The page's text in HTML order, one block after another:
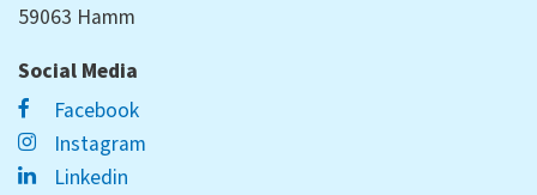
59063 Hamm
Social Media
Facebook
Instagram
Linkedin